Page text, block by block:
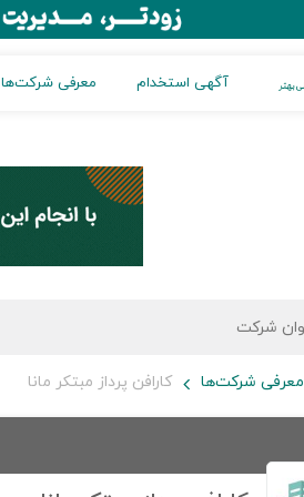
آگهی استخدام معرفی شرکت‌ها
معرفی شرکت‌ها کارافن پرداز مبتکر مانا